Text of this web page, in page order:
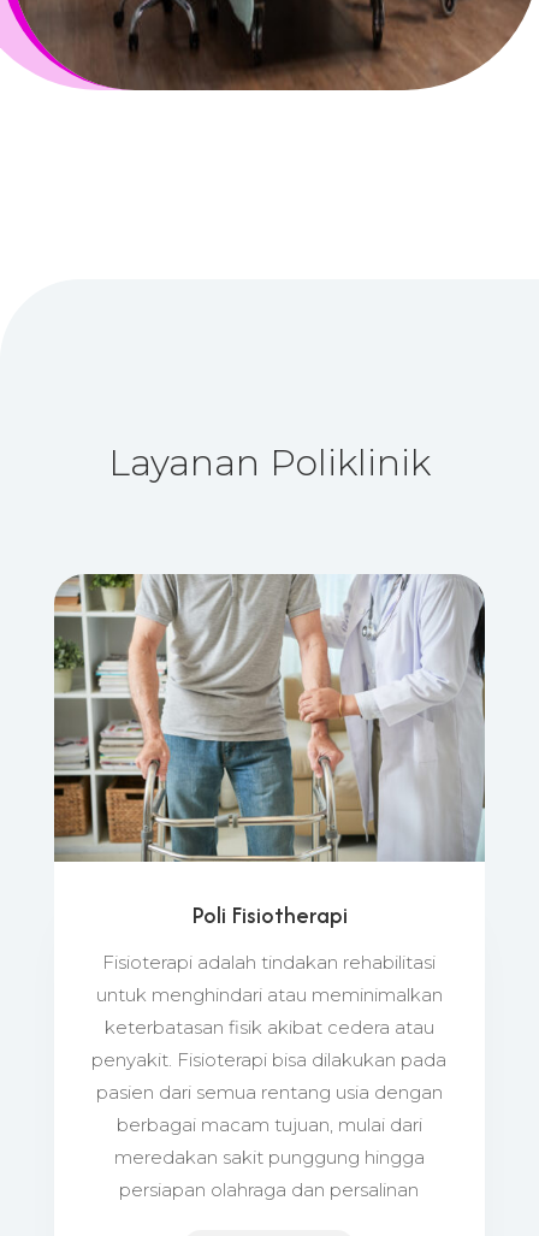
Layanan Poliklinik
Poli Fisiotherapi
Fisioterapi adalah tindakan rehabilitasi
untuk menghindari atau meminimalkan
keterbatasan fisik akibat cedera atau
penyakit. Fisioterapi bisa dilakukan pada
pasien dari semua rentang usia dengan
berbagai macam tujuan, mulai dari
meredakan sakit punggung hingga
persiapan olahraga dan persalinan